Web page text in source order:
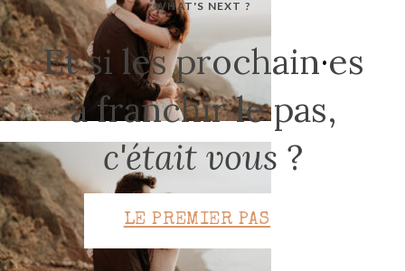
WHAT'S NEXT ?
Et si les prochain·es
à franchir le pas,
c'était vous ?
LE PREMIER PAS
JOURNAL
CONTACT